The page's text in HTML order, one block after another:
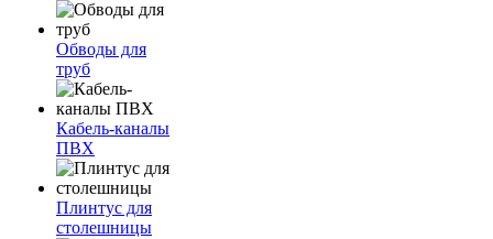
Обводы для
труб
Кабель-каналы
ПВХ
Плинтус для
столешницы